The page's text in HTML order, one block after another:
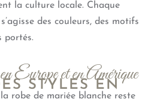
la culture locale. Chaque
des couleurs, des motifs
portés.
Europe et en Amérique
STYLES EN
robe de mariée blanche reste